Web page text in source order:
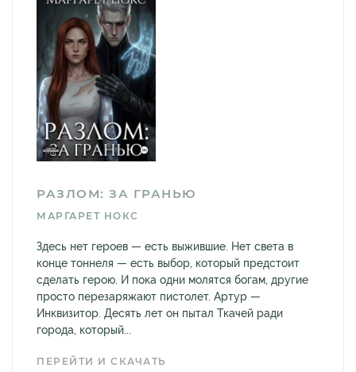
РАЗЛОМ: ЗА ГРАНЬЮ
МАРГАРЕТ НОКС
Здесь нет героев — есть выжившие. Нет света в
конце тоннеля — есть выбор, который предстоит
сделать герою. И пока одни молятся богам, другие
просто перезаряжают пистолет. Артур —
Инквизитор. Десять лет он пытал Ткачей ради
города, который...
ПЕРЕЙТИ И СКАЧАТЬ